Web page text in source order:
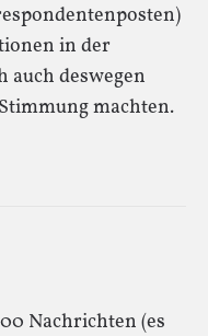
in der
auch deswegen
machten.
Nachrichten (es